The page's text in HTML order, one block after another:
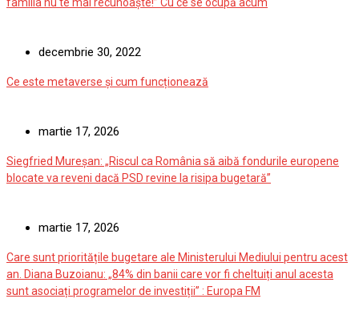
decembrie 30, 2022
Ce este metaverse și cum funcționează
martie 17, 2026
Siegfried Mureșan: „Riscul ca România să aibă fondurile europene
blocate va reveni dacă PSD revine la risipa bugetară”
martie 17, 2026
Care sunt prioritățile bugetare ale Ministerului Mediului pentru acest
an. Diana Buzoianu: „84% din banii care vor fi cheltuiți anul acesta
sunt asociați programelor de investiții” : Europa FM